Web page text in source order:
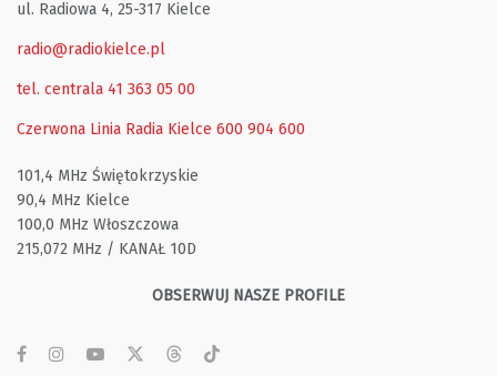
ul. Radiowa 4, 25-317 Kielce
radio@radiokielce.pl
tel. centrala 41 363 05 00
Czerwona Linia Radia Kielce 600 904 600
101,4 MHz Świętokrzyskie
90,4 MHz Kielce
100,0 MHz Włoszczowa
215,072 MHz / KANAŁ 10D
OBSERWUJ NASZE PROFILE